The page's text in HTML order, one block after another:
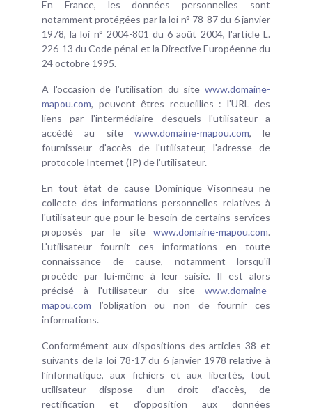
En France, les données personnelles sont
notamment protégées par la loi n° 78-87 du 6 janvier
1978, la loi n° 2004-801 du 6 août 2004, l'article L.
226-13 du Code pénal et la Directive Européenne du
24 octobre 1995.
A l'occasion de l'utilisation du site www.domaine-
mapou.com, peuvent êtres recueillies : l'URL des
liens par l'intermédiaire desquels l'utilisateur a
accédé au site www.domaine-mapou.com, le
fournisseur d'accès de l'utilisateur, l'adresse de
protocole Internet (IP) de l'utilisateur.
En tout état de cause Dominique Visonneau ne
collecte des informations personnelles relatives à
l'utilisateur que pour le besoin de certains services
proposés par le site www.domaine-mapou.com.
L'utilisateur fournit ces informations en toute
connaissance de cause, notamment lorsqu'il
procède par lui-même à leur saisie. Il est alors
précisé à l'utilisateur du site www.domaine-
mapou.com l’obligation ou non de fournir ces
informations.
Conformément aux dispositions des articles 38 et
suivants de la loi 78-17 du 6 janvier 1978 relative à
l’informatique, aux fichiers et aux libertés, tout
utilisateur dispose d’un droit d’accès, de
rectification et d’opposition aux données